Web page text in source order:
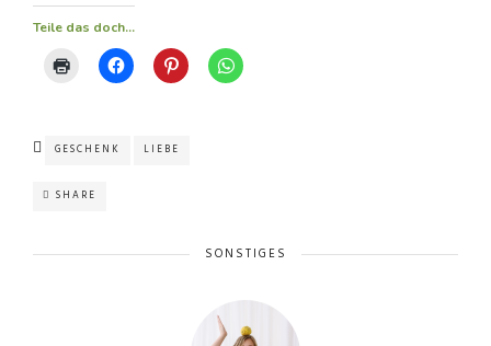
Teile das doch...
GESCHENK LIEBE
SHARE
SONSTIGES